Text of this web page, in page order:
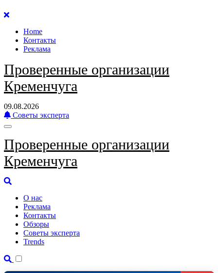
Перейти
содержанию
Home
Контакты
Реклама
Проверенные организации
Кременчуга
09.08.2026
Советы эксперта
Проверенные организации
Кременчуга
О нас
Реклама
Контакты
Обзоры
Советы эксперта
Trends